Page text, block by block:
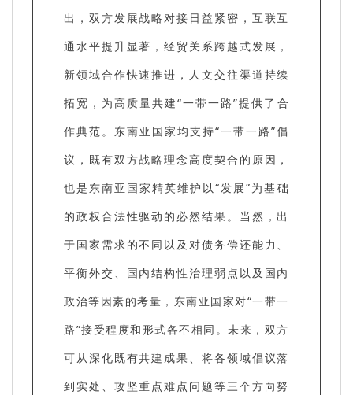
出，双方发展战略对接日益紧密，互联互
通水平提升显著，经贸关系跨越式发展，
新领域合作快速推进，人文交往渠道持续
拓宽，为高质量共建“一带一路”提供了合
作典范。东南亚国家均支持“一带一路”倡
议，既有双方战略理念高度契合的原因，
也是东南亚国家精英维护以“发展”为基础
的政权合法性驱动的必然结果。当然，出
于国家需求的不同以及对债务偿还能力、
平衡外交、国内结构性治理弱点以及国内
政治等因素的考量，东南亚国家对“一带一
路”接受程度和形式各不相同。未来，双方
可从深化既有共建成果、将各领域倡议落
到实处、攻坚重点难点问题等三个方向努